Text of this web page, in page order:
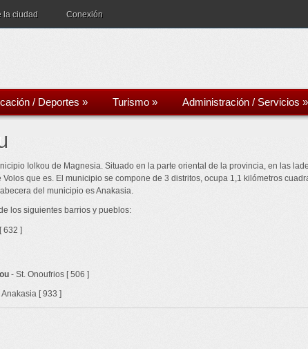
la ciudad Conexión
/ Deportes » Turismo » Administración / Servicios »
Iolkou de Magnesia. Situado en la parte oriental de la provincia, en las
que es. El municipio se compone de 3 distritos, ocupa 1,1 kilómetros
del municipio es Anakasia.
los siguientes barrios y pueblos:
[ 632 ]
- St. Onoufrios [ 506 ]
Anakasia [ 933 ]